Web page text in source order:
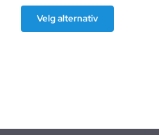
Velg alternativ
produktet
kan